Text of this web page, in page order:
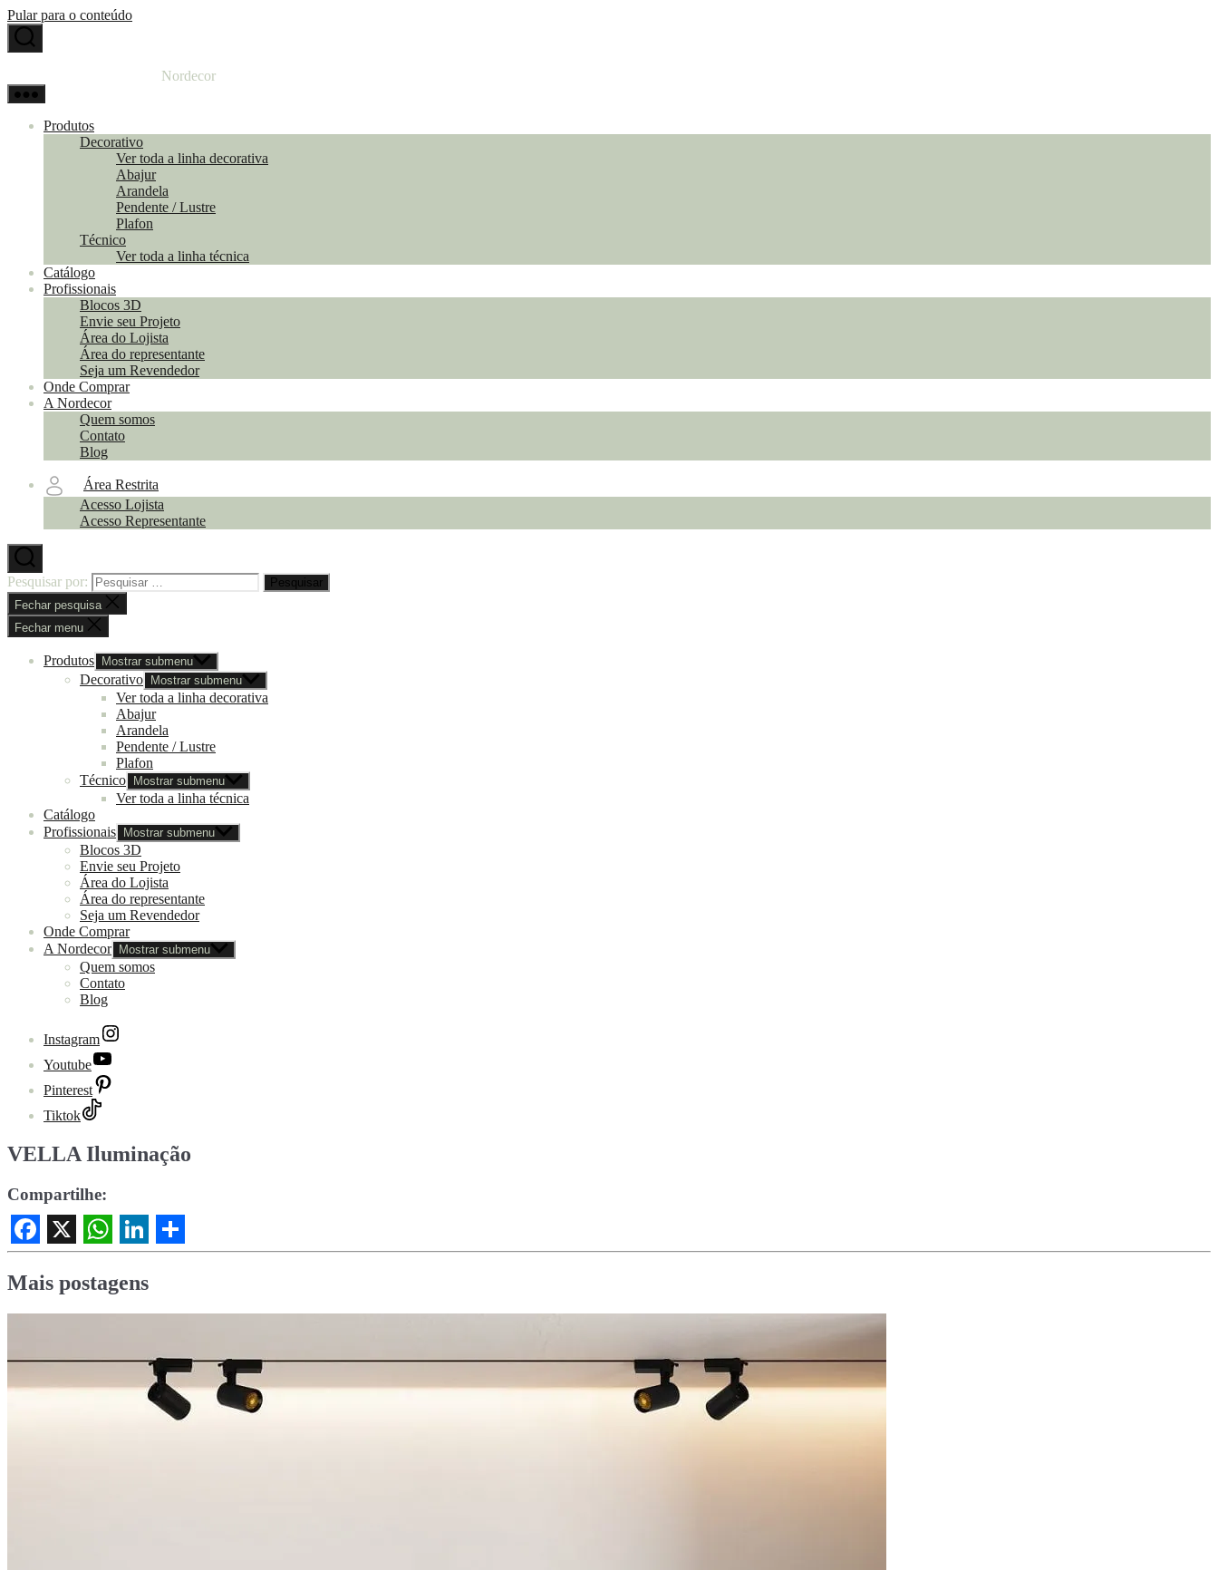
Pular para o conteúdo
Nordecor
Produtos
Decorativo
Ver toda a linha decorativa
Abajur
Arandela
Pendente / Lustre
Plafon
Técnico
Ver toda a linha técnica
Catálogo
Profissionais
Blocos 3D
Envie seu Projeto
Área do Lojista
Área do representante
Seja um Revendedor
Onde Comprar
A Nordecor
Quem somos
Contato
Blog
Área Restrita
Acesso Lojista
Acesso Representante
Pesquisar por:
Fechar pesquisa
Fechar menu
Produtos Mostrar submenu
Decorativo Mostrar submenu
Ver toda a linha decorativa
Abajur
Arandela
Pendente / Lustre
Plafon
Técnico
Mostrar submenu
Ver toda a linha técnica
Catálogo
Profissionais
Mostrar submenu
Blocos 3D
Envie seu Projeto
Área do Lojista
Área do representante
Seja um Revendedor
Onde Comprar
A Nordecor
Mostrar submenu
Quem somos
Contato
Blog
Instagram
Youtube
Pinterest
Tiktok
VELLA Iluminação
Compartilhe:
Facebook
X WhatsApp
LinkedIn
Share
Mais postagens